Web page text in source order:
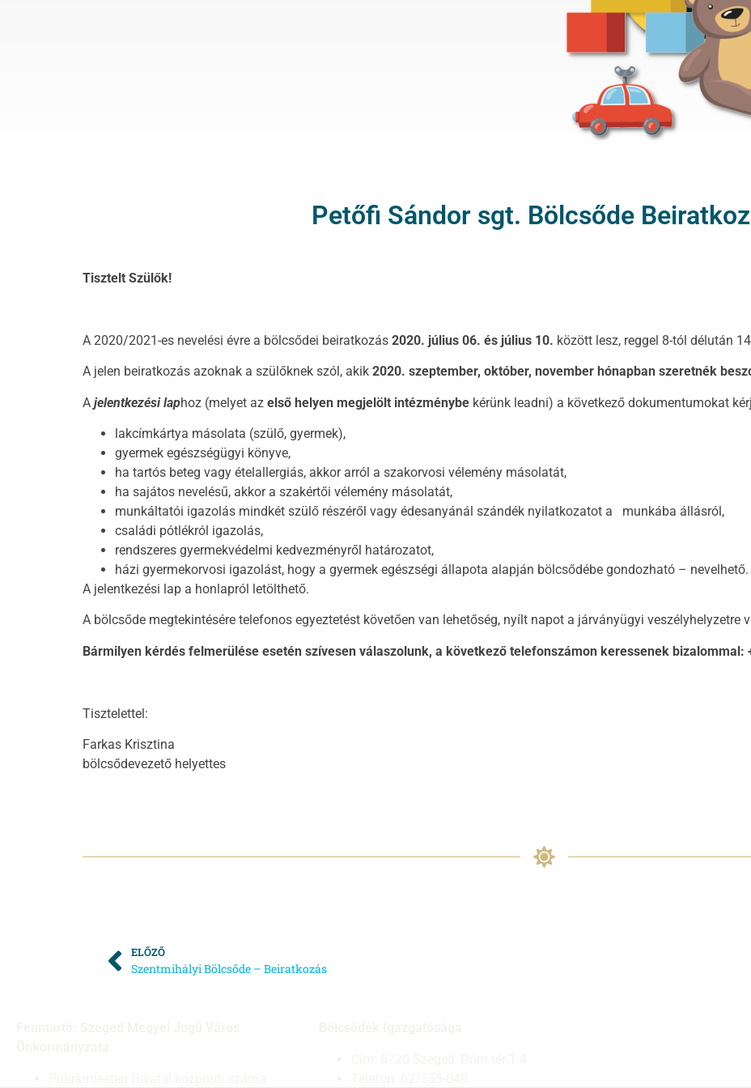
Petőfi Sándor sgt. Bölcsőde
Tisztelt Szülők!
A 2020/2021-es nevelési évre a bölcsődei beiratkozás 2020. július 06. és július 10. között lesz, reggel 8-tól délután
A jelen beiratkozás azoknak a szülőknek szól, akik 2020. szeptember, október, november hónapban szeretnék
A jelentkezési laphoz (melyet az első helyen megjelölt intézménybe kérünk leadni) a következő dokumentumokat
lakcímkártya másolata (szülő, gyermek),
gyermek egészségügyi könyve,
ha tartós beteg vagy ételallergiás, akkor arról a szakorvosi vélemény másolatát,
ha sajátos nevelésű, akkor a szakértői vélemény másolatát,
munkáltatói igazolás mindkét szülő részéről vagy édesanyánál szándék nyilatkozatot a munkába állásról,
családi pótlékról igazolás,
rendszeres gyermekvédelmi kedvezményről határozatot,
házi gyermekorvosi igazolást, hogy a gyermek egészségi állapota alapján bölcsődébe gondozható – nevelhető.
A jelentkezési lap a honlapról letölthető.
A bölcsőde megtekintésére telefonos egyeztetést követően van lehetőség, nyílt napot a járványügyi veszélyhelyzetre
Bármilyen kérdés felmerülése esetén szívesen válaszolunk, a következő telefonszámon keressenek bizalommal:
Tisztelettel:
Farkas Krisztina
bölcsődevezető helyettes
ELŐZŐ
Szentmihályi Bölcsőde – Beiratkozás